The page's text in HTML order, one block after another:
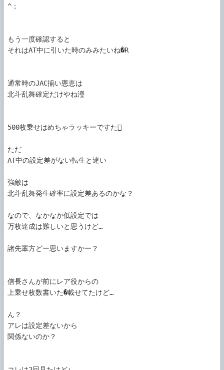
^；
もう一度確認すると
それはAT中に引いた時のみみたいね�R
通常時のJAC揃い恩恵は
北斗乱舞確定だけやね瀅
500枚乗せはめちゃラッキーですた
ただ
AT中の設定差がない転生と違い
強敵は
北斗乱舞発生確率に設定差あるのかな？
なので、なかなか低設定では
万枚達成は難しいと思うけど…
諸先輩方どー思いますかー？
信長さんが前にレア役からの
上乗せ枚数書いた�載せてたけど…
ん？
アレは設定差ないから
関係ないのか？